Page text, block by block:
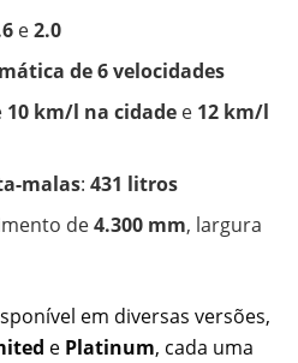
e2.0
de 6 velocidades
10 km/l na cidade e 12 km/l
malas:431 litros
de4.300 mm, largura
em diversas versões,
e Platinum, cada uma